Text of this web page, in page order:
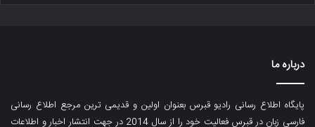
درباره ما
پایگاه اطلاع رسانی رادیو قبرس بعنوان اولین و قدیمی ترین مرجع اطلاع رسانی
فارسی زبان در قبرس فعالیت خود را از سال 2014 در جهت انتشار اخبار و اطلاعات